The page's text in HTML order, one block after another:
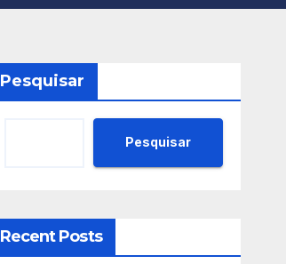
Pesquisar
Pesquisar
Recent Posts